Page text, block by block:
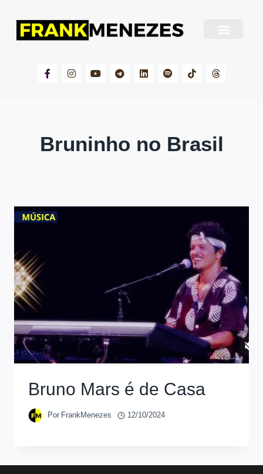
Bruninho no Brasil
Bruno Mars é de Casa
Por FrankMenezes 12/10/2024